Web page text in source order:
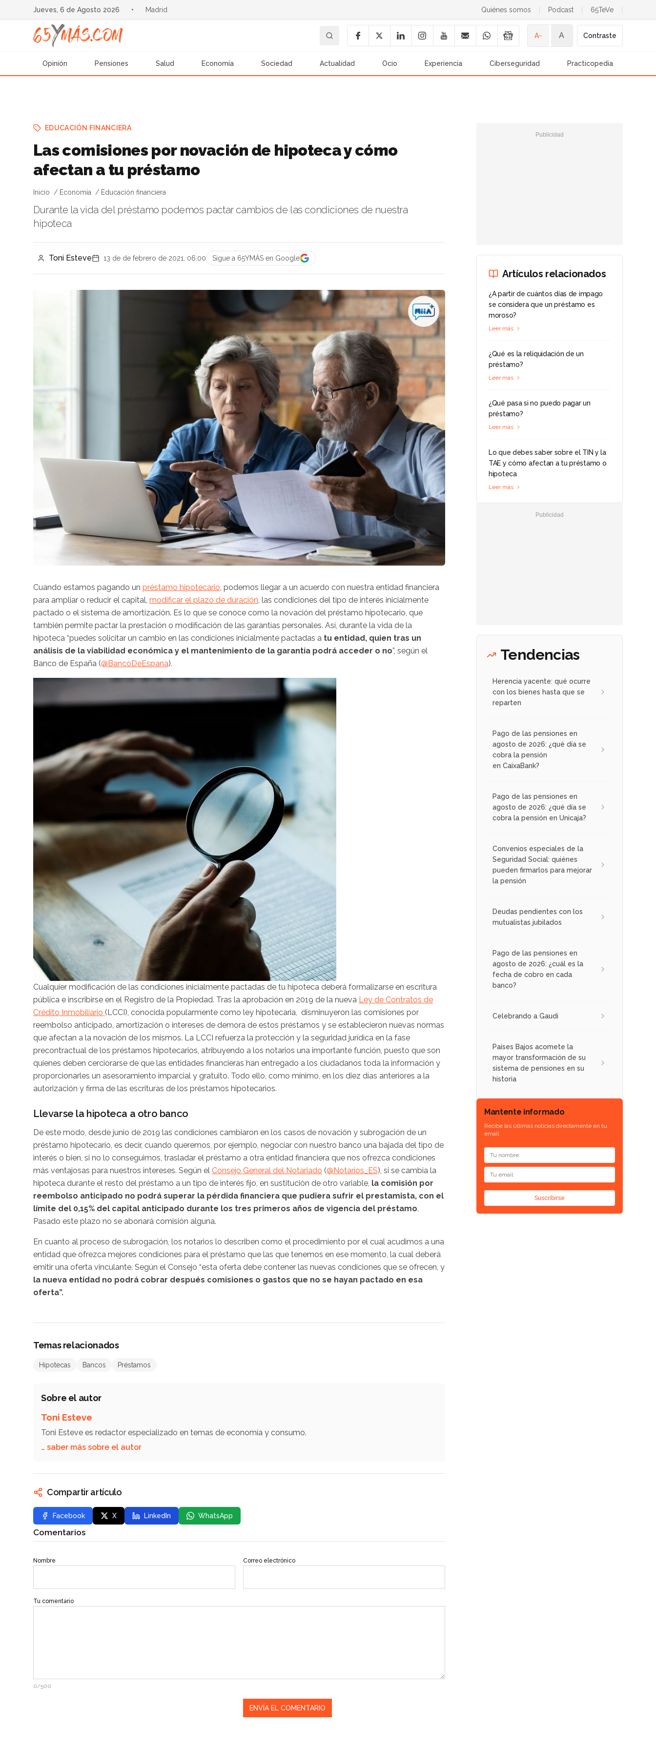
Jueves, 6 de Agosto 2026 • Madrid Quiénes somos Podcast 65TeVe
A- A Contraste
Opinión Pensiones Salud Economía Sociedad Actualidad Ocio Experiencia Ciberseguridad Practicopedia
EDUCACIÓN FINANCIERA
Las comisiones por novación de hipoteca y cómo
afectan a tu préstamo
Inicio Economía Educación financiera
Durante la vida del préstamo podemos pactar cambios de las condiciones de nuestra
hipoteca
Toni Esteve 13 de de febrero de 2021, 06:00 Sigue a 65YMÁS en Google
Cuando estamos pagando un préstamo hipotecario , podemos llegar a un acuerdo con nuestra entidad financiera
para ampliar o reducir el capital, modificar el plazo de duración , las condiciones del tipo de interés inicialmente
pactado o el sistema de amortización. Es lo que se conoce como la novación del préstamo hipotecario, que
también permite pactar la prestación o modificación de las garantías personales. Así, durante la vida de la
hipoteca “puedes solicitar un cambio en las condiciones inicialmente pactadas a tu entidad, quien tras un
análisis de la viabilidad económica y el mantenimiento de la garantía podrá acceder o no”, según el
Banco de España (@BancoDeEspana).
Cualquier modificación de las condiciones inicialmente pactadas de tu hipoteca deberá formalizarse en escritura
pública e inscribirse en el Registro de la Propiedad. Tras la aprobación en 2019 de la nueva Ley de Contratos de
Crédito Inmobiliario (LCCI), conocida popularmente como ley hipotecaria, disminuyeron las comisiones por
reembolso anticipado, amortización o intereses de demora de estos préstamos y se establecieron nuevas normas
que afectan a la novación de los mismos. La LCCI refuerza la protección y la seguridad jurídica en la fase
precontractual de los préstamos hipotecarios, atribuyendo a los notarios una importante función, puesto que son
quienes deben cerciorarse de que las entidades financieras han entregado a los ciudadanos toda la información y
proporcionarles un asesoramiento imparcial y gratuito. Todo ello, como mínimo, en los diez días anteriores a la
autorización y firma de las escrituras de los préstamos hipotecarios.
Llevarse la hipoteca a otro banco
De este modo, desde junio de 2019 las condiciones cambiaron en los casos de novación y subrogación de un
préstamo hipotecario, es decir, cuando queremos, por ejemplo, negociar con nuestro banco una bajada del tipo de
interés o bien, si no lo conseguimos, trasladar el préstamo a otra entidad financiera que nos ofrezca condiciones
más ventajosas para nuestros intereses. Según el Consejo General del Notariado (@Notarios_ES), si se cambia la
hipoteca durante el resto del préstamo a un tipo de interés fijo, en sustitución de otro variable, la comisión por
reembolso anticipado no podrá superar la pérdida financiera que pudiera sufrir el prestamista, con el
límite del 0,15% del capital anticipado durante los tres primeros años de vigencia del préstamo.
Pasado este plazo no se abonará comisión alguna.
En cuanto al proceso de subrogación, los notarios lo describen como el procedimiento por el cual acudimos a una
entidad que ofrezca mejores condiciones para el préstamo que las que tenemos en ese momento, la cual deberá
emitir una oferta vinculante. Según el Consejo “esta oferta debe contener las nuevas condiciones que se ofrecen, y
la nueva entidad no podrá cobrar después comisiones o gastos que no se hayan pactado en esa
oferta”.
Temas relacionados
Hipotecas Bancos Préstamos
Sobre el autor
Toni Esteve
Toni Esteve es redactor especializado en temas de economía y consumo.
… saber más sobre el autor
Compartir artículo
Facebook X LinkedIn WhatsApp
Comentarios
Nombre Correo electrónico
Tu comentario
0/500
Artículos relacionados
¿A partir de cuántos días de impago
se considera que un préstamo es
moroso?
Leer más
¿Qué es la reliquidación de un
préstamo?
Leer más
¿Qué pasa si no puedo pagar un
préstamo?
Leer más
Lo que debes saber sobre el TIN y la
TAE y cómo afectan a tu préstamo o
hipoteca
Leer más
Tendencias
Herencia yacente: qué ocurre
con los bienes hasta que se
reparten
Pago de las pensiones en
agosto de 2026: ¿qué día se
cobra la pensión
en CaixaBank?
Pago de las pensiones en
agosto de 2026: ¿qué día se
cobra la pensión en Unicaja?
Convenios especiales de la
Seguridad Social: quiénes
pueden firmarlos para mejorar
la pensión
Deudas pendientes con los
mutualistas jubilados
Pago de las pensiones en
agosto de 2026: ¿cuál es la
fecha de cobro en cada
banco?
Celebrando a Gaudí
Países Bajos acomete la
mayor transformación de su
sistema de pensiones en su
historia
Mantente informado
Recibe las últimas noticias directamente en tu
email.
Suscribirse